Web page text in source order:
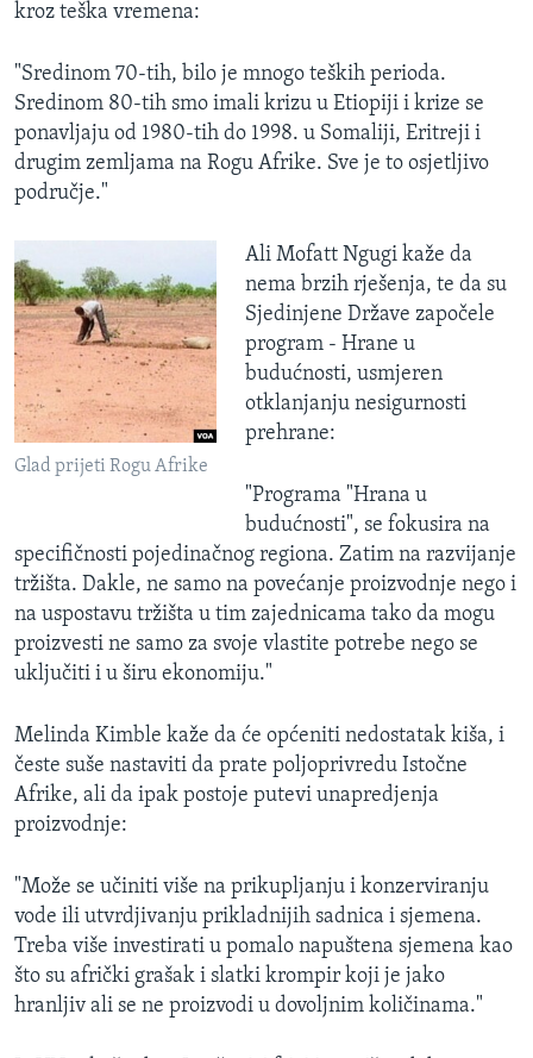
kroz teška vremena:
"Sredinom 70-tih, bilo je mnogo teških perioda.
Sredinom 80-tih smo imali krizu u Etiopiji i krize se
ponavljaju od 1980-tih do 1998. u Somaliji, Eritreji i
drugim zemljama na Rogu Afrike. Sve je to osjetljivo
područje."
Glad prijeti Rogu Afrike
Ali Mofatt Ngugi kaže da
nema brzih rješenja, te da su
Sjedinjene Države započele
program - Hrane u
budućnosti, usmjeren
otklanjanju nesigurnosti
prehrane:
"Programa "Hrana u
budućnosti", se fokusira na
specifičnosti pojedinačnog regiona. Zatim na razvijanje
tržišta. Dakle, ne samo na povećanje proizvodnje nego i
na uspostavu tržišta u tim zajednicama tako da mogu
proizvesti ne samo za svoje vlastite potrebe nego se
uključiti i u širu ekonomiju."
Melinda Kimble kaže da će općeniti nedostatak kiša, i
česte suše nastaviti da prate poljoprivredu Istočne
Afrike, ali da ipak postoje putevi unapredjenja
proizvodnje:
"Može se učiniti više na prikupljanju i konzerviranju
vode ili utvrdjivanju prikladnijih sadnica i sjemena.
Treba više investirati u pomalo napuštena sjemena kao
što su afrički grašak i slatki krompir koji je jako
hranljiv ali se ne proizvodi u dovoljnim količinama."